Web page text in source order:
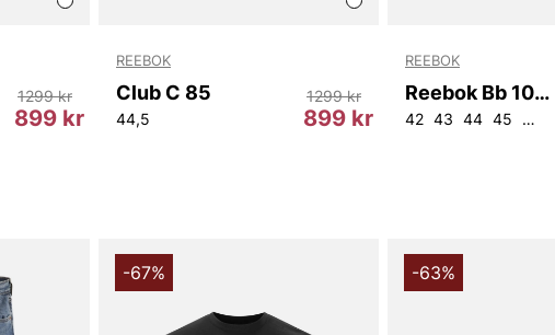
899 kr
1299 kr
REEBOK
Club C 85
44,5 899 kr
1299 kr
REEBOK
Reebok Bb 1000 Clean
42 43 44 45 45,5
-67% -63%